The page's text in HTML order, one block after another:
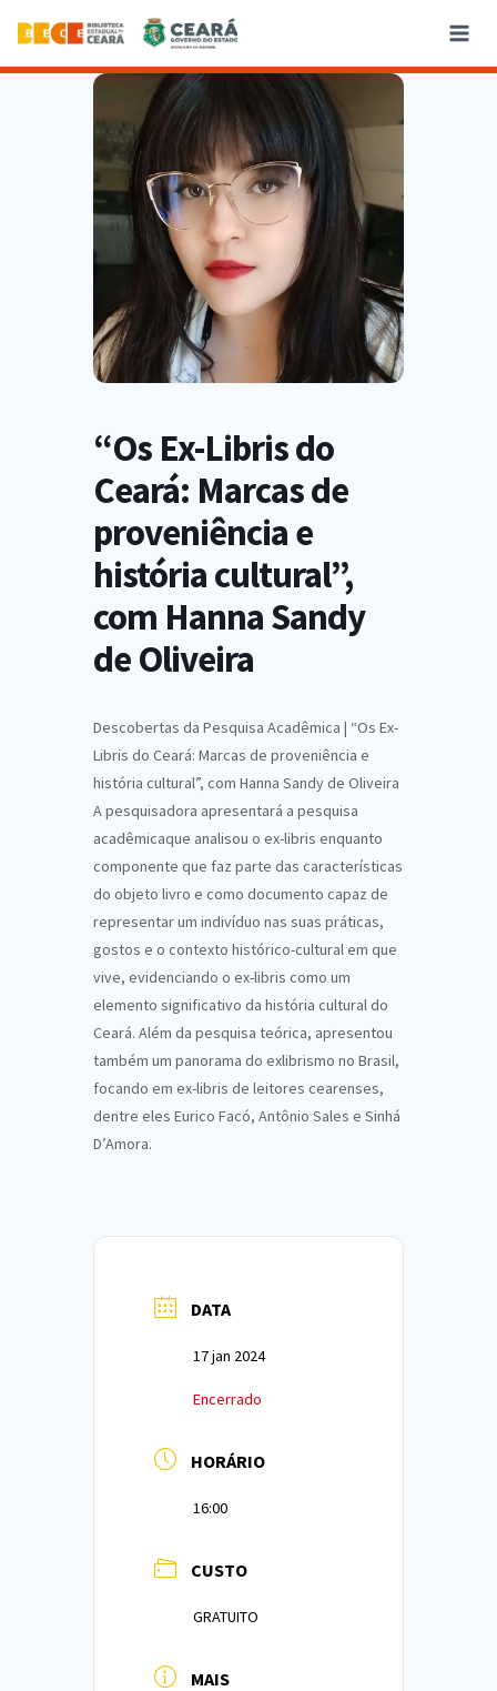
“Os Ex-Libris do
Ceará: Marcas de
proveniência e
história cultural”,
com Hanna Sandy
de Oliveira
Descobertas da Pesquisa Acadêmica | “Os Ex-
Libris do Ceará: Marcas de proveniência e
história cultural”, com Hanna Sandy de Oliveira
A pesquisadora apresentará a pesquisa
acadêmicaque analisou o ex-libris enquanto
componente que faz parte das características
do objeto livro e como documento capaz de
representar um indivíduo nas suas práticas,
gostos e o contexto histórico-cultural em que
vive, evidenciando o ex-libris como um
elemento significativo da história cultural do
Ceará. Além da pesquisa teórica, apresentou
também um panorama do exlibrismo no Brasil,
focando em ex-libris de leitores cearenses,
dentre eles Eurico Facó, Antônio Sales e Sinhá
D’Amora.
DATA
17 jan 2024
Encerrado
HORÁRIO
16:00
CUSTO
GRATUITO
MAIS